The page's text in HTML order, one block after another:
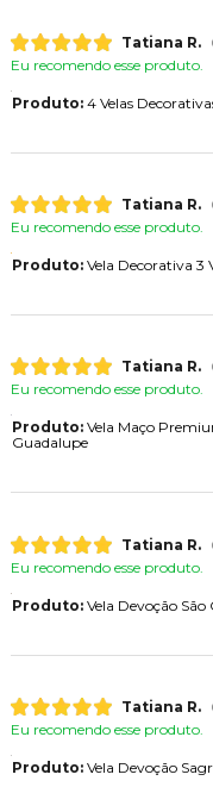
Tatiana R.
Eu recomendo esse produto.
Produto:4 Velas
Tatiana R.
Eu recomendo esse produto.
Produto:Vela Decorativa 3
Tatiana R.
Eu recomendo esse produto.
Produto:Vela Maço
Guadalupe
Tatiana R.
Eu recomendo esse produto.
Produto:Vela Devoção
Tatiana R.
Eu recomendo esse produto.
Produto:Vela Devoção